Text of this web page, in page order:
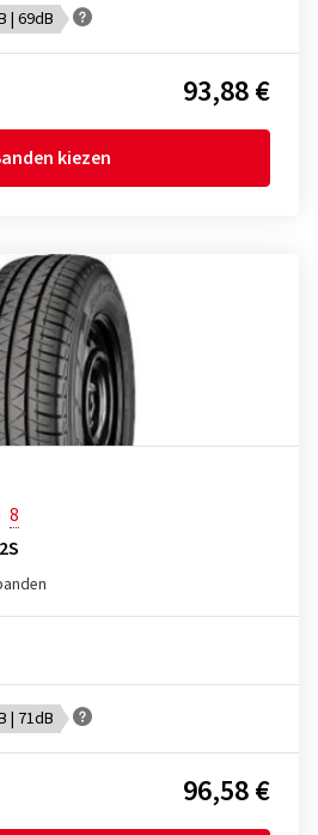
| 69dB
93,88 €
kiezen
8
| 71dB
96,58 €